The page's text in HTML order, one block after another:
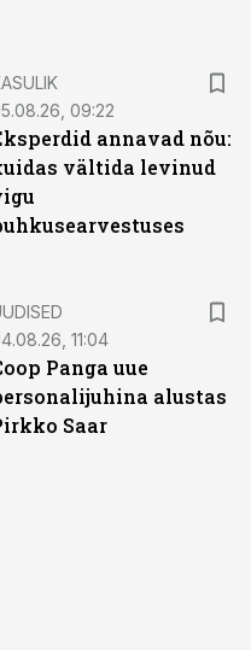
09:22
annavad nõu:
vältida levinud
11:04
Panga uue
alustas
Saar